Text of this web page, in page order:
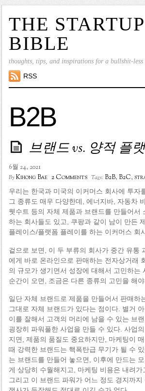
THE STARTUP
BIBLE
thoughts, tips, and inspirations for a bullshit-
RSS
B2B
브랜드 vs. 양적 플
6월 24, 2021
ByKihong Bae 2 Comments Tags: B2B, B2C,
우리는 한국과 미국의 이커머스 회사에 투자
그 종류도 매우 다양한데, 에너지바, 자동차
웻수트 등의 자체 제품과 브랜드를 만들어서
하는 회사들도 있고, 쿠팡과 같이 남이 만든
플레이스/플랫폼 플레이를 하는 이커머스 회
겉으로 보면, 이 두 부류의 회사가 중간 유통
에게 바로 온라인으로 판매하는 전자상거래
의 규모가 생기면서 성장에 대해서 고민하는
순간이 오면, 조금은 다른 종류의 고민을 해야
일단 자체 브랜드로 제품을 만들어서 판매하
그대로 자체 브랜드가 있다는 점이다. 별거
이를 잘해서 고객의 머리에 남을 수 있는 브
굉장히 파워풀한 사업을 만들 수 있다. 사업
지면, 제품의 품질도 중요하지만, 마케팅이
때 강력한 브랜드는 핵폭탄급 무기가 될 수
는 브랜드를 만들어 놓으면, 이후에 만드는
게 상당히 수월해지고, 마케팅 비용은 내려가
그리고 이 브랜드 파워가 어느 정도 경지까지